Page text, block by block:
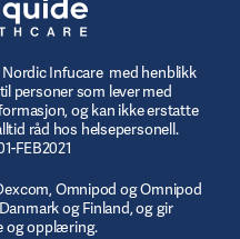
Infucare med henblikk
personer som lever med
og kan ikke erstatte
råd hos helsepersonell.
FEB2021
Omnipod og Omnipod
og Finland, og gir
og opplæring.